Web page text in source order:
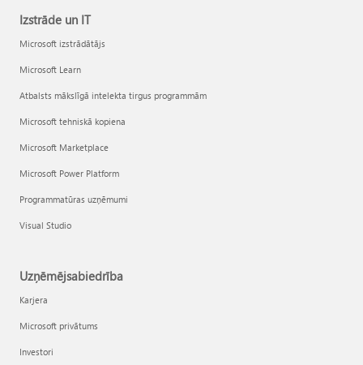
Izstrāde un IT
Microsoft izstrādātājs
Microsoft Learn
Atbalsts mākslīgā intelekta tirgus programmām
Microsoft tehniskā kopiena
Microsoft Marketplace
Microsoft Power Platform
Programmatūras uzņēmumi
Visual Studio
Uzņēmējsabiedrība
Karjera
Microsoft privātums
Investori